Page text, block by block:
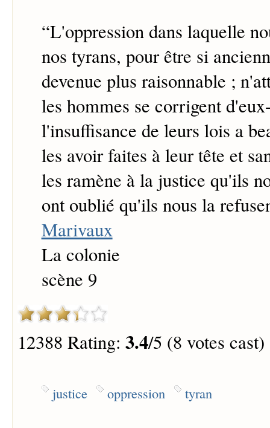
“L'oppression dans laquelle
nos tyrans, pour être si
devenue plus raisonnable ;
les hommes se corrigent
l'insuffisance de leurs lois a
les avoir faites à leur tête et
les ramène à la justice qu'ils
ont oublié qu'ils nous la
Marivaux
La colonie
scène 9
12388 Rating: 3.4/5 (8 votes cast)
justice oppression tyran